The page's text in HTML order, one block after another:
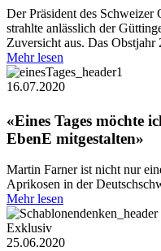
Der Präsident des Schweizer
strahlte anlässlich der
Zuversicht aus. Das Obstjahr
Mehr lesen
16.07.2020
«Eines Tages
EbenE mitgestalten»
Martin Farner ist nicht nur
Aprikosen in der
Mehr lesen
Exklusiv
25.06.2020